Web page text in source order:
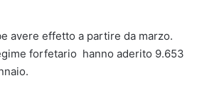
avere effetto a partire da marzo.
forfetario hanno aderito 9.653